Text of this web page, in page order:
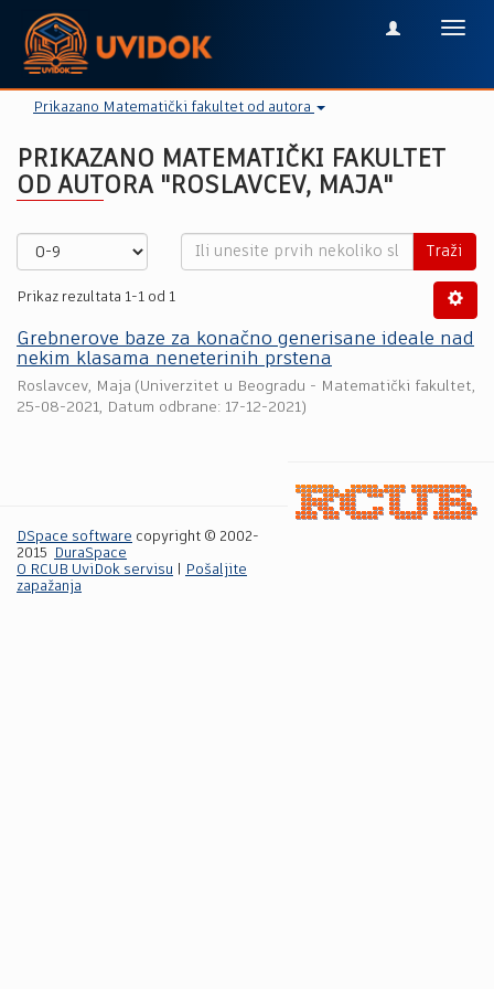
Prikazano Matematički fakultet od autora
PRIKAZANO MATEMATIČKI FAKULTET
OD AUTORA "ROSLAVCEV, MAJA"
Traži
Prikaz rezultata 1-1 od 1
Grebnerove baze za konačno generisane ideale nad
nekim klasama neneterinih prstena
Roslavcev, Maja (Univerzitet u Beogradu - Matematički fakultet,
25-08-2021, Datum odbrane: 17-12-2021)
DSpace software copyright © 2002-
2015
DuraSpace
O RCUB UviDok servisu
Pošaljite
zapažanja